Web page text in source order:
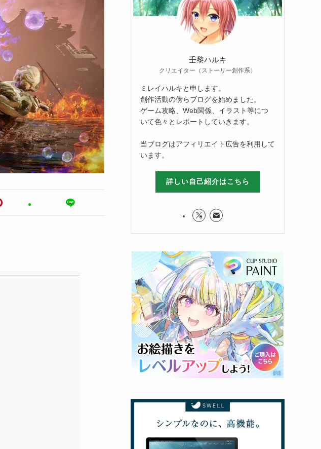
壬黎ハルキ
クリエイター（ストーリー創作系）
ミレイハルキと申します。
創作活動の傍らブログを始めました。
ゲーム攻略、Web関係、イラスト等につ
いて色々とレポートしていきます。
当ブログはアフィリエイト広告を利用して
います。
詳しい自己紹介はこちら